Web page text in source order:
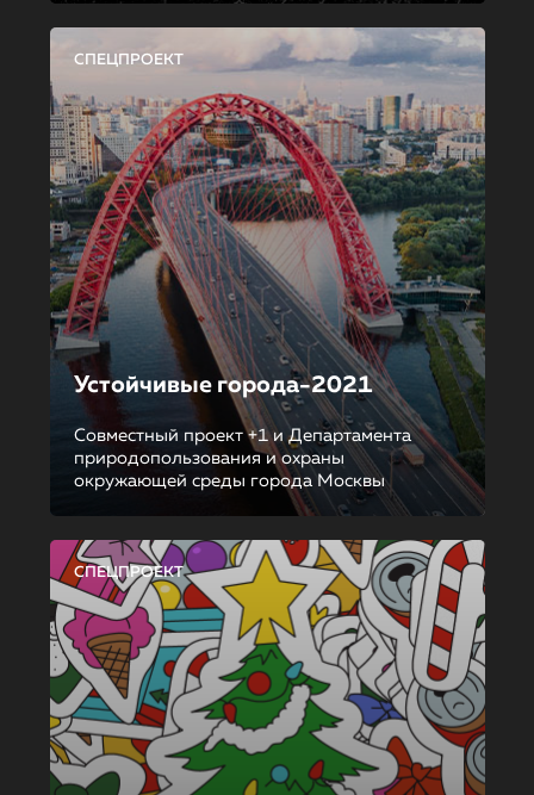
СПЕЦПРОЕКТ
Устойчивые города-2021
Совместный проект +1 и Департамента
природопользования и охраны
окружающей среды города Москвы
СПЕЦПРОЕКТ